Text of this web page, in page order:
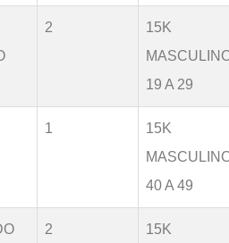
2
15K
19 A 29
1
15K
40 A 49
2
15K